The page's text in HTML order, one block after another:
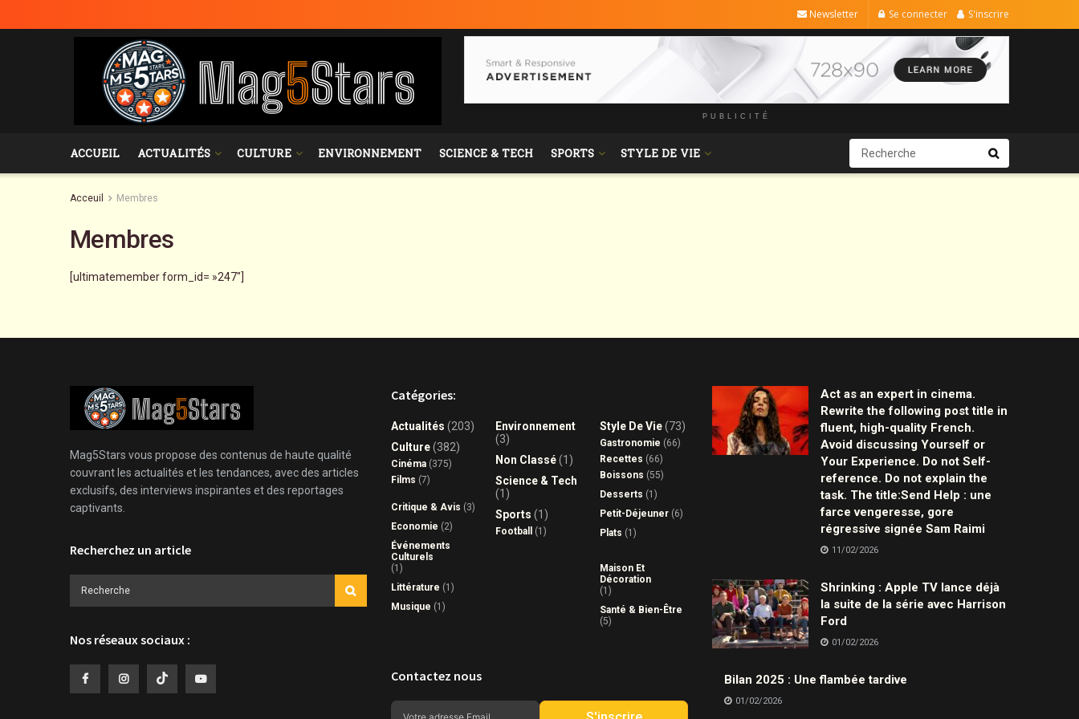
Newsletter Se connecter S'inscrire
PUBLICITÉ
ACCUEIL ACTUALITÉS CULTURE ENVIRONNEMENT SCIENCE & TECH SPORTS STYLE DE VIE
Acceuil Membres
Membres
[ultimatemember form_id= »247″]
Mag5Stars vous propose des contenus de haute qualité
couvrant les actualités et les tendances, avec des articles
exclusifs, des interviews inspirantes et des reportages
captivants.
Recherchez un article
Nos réseaux sociaux :
Catégories:
Actualités (203)
Culture(382)
Cinéma (375)
Films (7)
Critique & Avis (3)
Economie (2)
Événements
Culturels
(1)
Littérature (1)
Musique (1)
Environnement
(3)
Non Classé(1)
Science & Tech
(1)
Sports (1)
Football (1)
Style De Vie(73)
Gastronomie (66)
Recettes (66)
Boissons (55)
Desserts (1)
Petit-Déjeuner (6)
Plats (1)
Maison Et
Décoration
(1)
Santé & Bien-Être
(5)
Contactez nous
Act as an expert in cinema.
Rewrite the following post title in
fluent, high-quality French.
Avoid discussing Yourself or
Your Experience. Do not Self-
reference. Do not explain the
task. The title:Send Help : une
farce vengeresse, gore
régressive signée Sam Raimi
11/02/2026
Shrinking : Apple TV lance déjà
la suite de la série avec Harrison
Ford
01/02/2026
Bilan 2025 : Une flambée tardive
01/02/2026